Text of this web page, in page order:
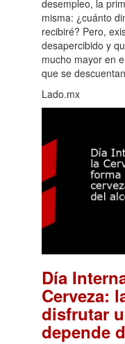
desempleo, la
misma: ¿cuánto
recibiré? Pero,
desapercibido y
mucho mayor en
que se
Lado.mx
Día
Cerveza:
disfrutar
depende